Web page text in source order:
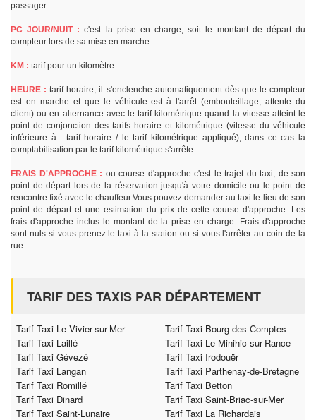
passager.
PC JOUR/NUIT : c'est la prise en charge, soit le montant de départ du
compteur lors de sa mise en marche.
KM : tarif pour un kilomètre
HEURE : tarif horaire, il s'enclenche automatiquement dès que le compteur
est en marche et que le véhicule est à l'arrêt (embouteillage, attente du
client) ou en alternance avec le tarif kilométrique quand la vitesse atteint le
point de conjonction des tarifs horaire et kilométrique (vitesse du véhicule
inférieure à : tarif horaire / le tarif kilométrique appliqué), dans ce cas la
comptabilisation par le tarif kilométrique s'arrête.
FRAIS D'APPROCHE : ou course d'approche c'est le trajet du taxi, de son
point de départ lors de la réservation jusqu'à votre domicile ou le point de
rencontre fixé avec le chauffeur.Vous pouvez demander au taxi le lieu de son
point de départ et une estimation du prix de cette course d'approche. Les
frais d'approche inclus le montant de la prise en charge. Frais d'approche
sont nuls si vous prenez le taxi à la station ou si vous l'arrêter au coin de la
rue.
TARIF DES TAXIS PAR DÉPARTEMENT
Tarif Taxi Le Vivier-sur-Mer
Tarif Taxi Bourg-des-Comptes
Tarif Taxi Laillé
Tarif Taxi Le Minihic-sur-Rance
Tarif Taxi Gévezé
Tarif Taxi Irodouër
Tarif Taxi Langan
Tarif Taxi Parthenay-de-Bretagne
Tarif Taxi Romillé
Tarif Taxi Betton
Tarif Taxi Dinard
Tarif Taxi Saint-Briac-sur-Mer
Tarif Taxi Saint-Lunaire
Tarif Taxi La Richardais